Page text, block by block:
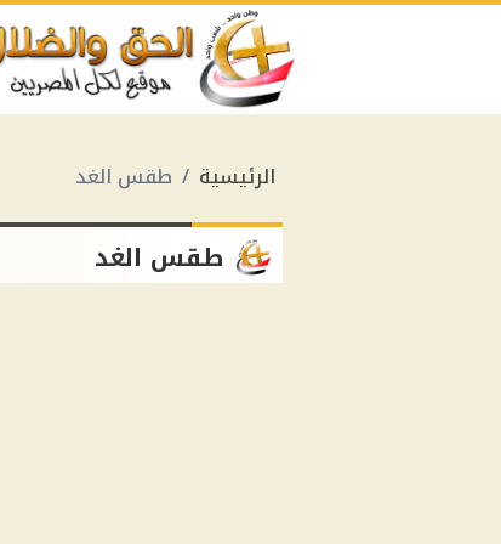
الرئيسية طقس الغد
طقس الغد